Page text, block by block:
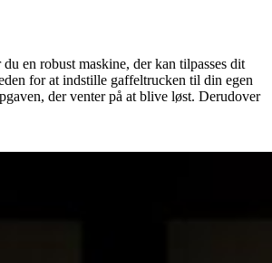
en robust maskine, der kan tilpasses dit
for at indstille gaffeltrucken til din egen
der venter på at blive løst. Derudover